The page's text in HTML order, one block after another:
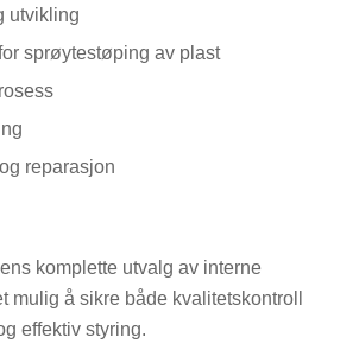
utvikling
sprøytestøping av plast
reparasjon
komplette utvalg av interne
mulig å sikre både kvalitetskontroll
effektiv styring.